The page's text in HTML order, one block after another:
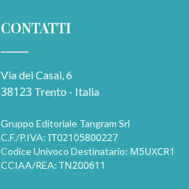
CONTATTI
Via dei Casai, 6
38123 Trento - Italia
Gruppo Editoriale Tangram Srl
C.F./P.IVA: IT02105800227
Codice Univoco Destinatario: M5UXCR1
CCIAA/REA: TN200611